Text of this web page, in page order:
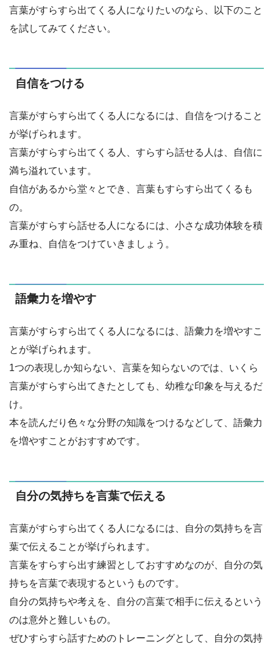
言葉がすらすら出てくる人になりたいのなら、以下のこと
を試してみてください。
自信をつける
言葉がすらすら出てくる人になるには、自信をつけること
が挙げられます。
言葉がすらすら出てくる人、すらすら話せる人は、自信に
満ち溢れています。
自信があるから堂々とでき、言葉もすらすら出てくるも
の。
言葉がすらすら話せる人になるには、小さな成功体験を積
み重ね、自信をつけていきましょう。
語彙力を増やす
言葉がすらすら出てくる人になるには、語彙力を増やすこ
とが挙げられます。
1つの表現しか知らない、言葉を知らないのでは、いくら
言葉がすらすら出てきたとしても、幼稚な印象を与えるだ
け。
本を読んだり色々な分野の知識をつけるなどして、語彙力
を増やすことがおすすめです。
自分の気持ちを言葉で伝える
言葉がすらすら出てくる人になるには、自分の気持ちを言
葉で伝えることが挙げられます。
言葉をすらすら出す練習としておすすめなのが、自分の気
持ちを言葉で表現するというものです。
自分の気持ちや考えを、自分の言葉で相手に伝えるという
のは意外と難しいもの。
ぜひすらすら話すためのトレーニングとして、自分の気持